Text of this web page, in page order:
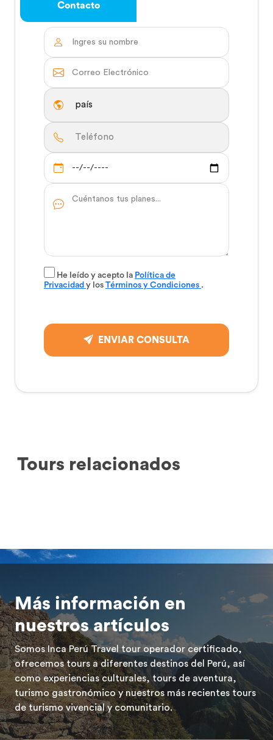
Contacto
He leído y acepto la Política de
Privacidad y los Términos y Condiciones .
ENVIAR CONSULTA
Tours relacionados
Más información en
nuestros artículos
Somos Inca Perú Travel tour operador certificado,
ofrecemos tours a diferentes destinos del Perú, así
como experiencias culturales, tours de aventura,
turismo gastronómico y nuestros más recientes tours
de turismo vivencial y comunitario.